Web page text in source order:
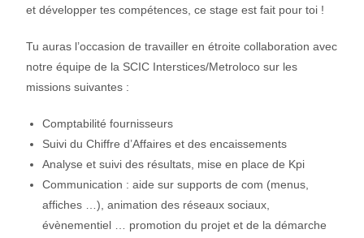
et développer tes compétences, ce stage est fait pour toi !
Tu auras l’occasion de travailler en étroite collaboration avec
notre équipe de la SCIC Interstices/Metroloco sur les
missions suivantes :
Comptabilité fournisseurs
Suivi du Chiffre d’Affaires et des encaissements
Analyse et suivi des résultats, mise en place de Kpi
Communication : aide sur supports de com (menus,
affiches …), animation des réseaux sociaux,
évènementiel … promotion du projet et de la démarche